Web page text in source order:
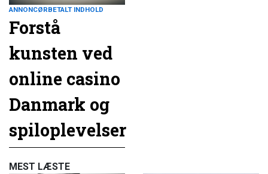
ANNONCØRBETALT INDHOLD
Forstå
kunsten ved
online casino
Danmark og
spiloplevelser
MEST LÆSTE